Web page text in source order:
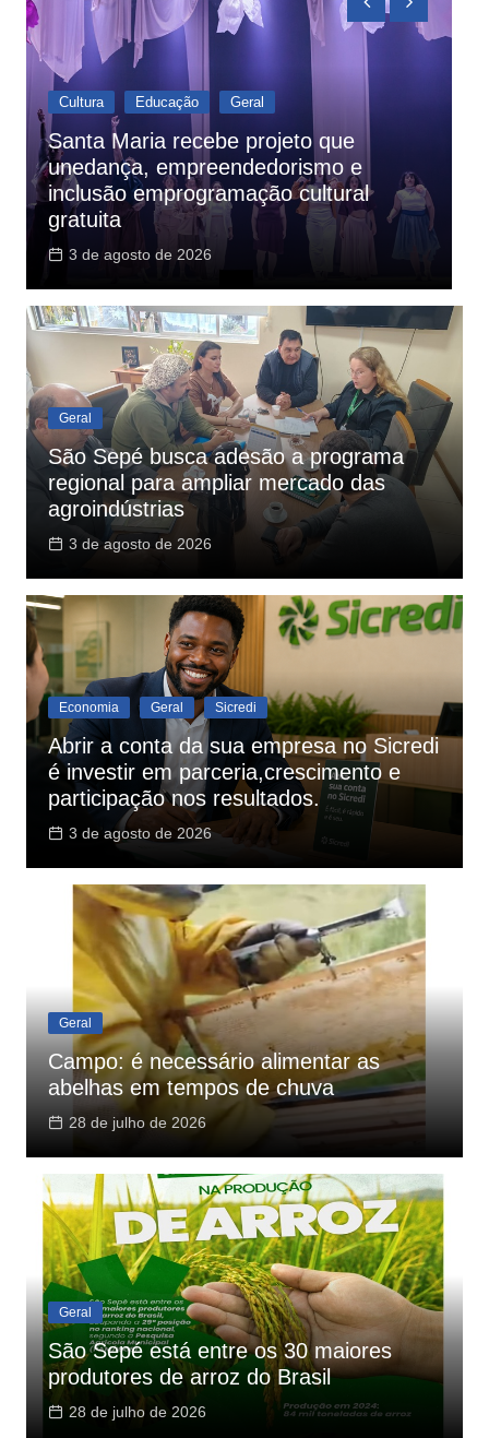
Prefeito de São Sepé representa a
AMCentro na abertura do 44º
Congresso de Prefeitos da Famurs.
5 de agosto de 2026
Geral
São Sepé busca adesão a programa
regional para ampliar mercado das
agroindústrias
3 de agosto de 2026
Economia Geral Sicredi
Abrir a conta da sua empresa no Sicredi
é investir em parceria,crescimento e
participação nos resultados.
3 de agosto de 2026
Geral
Campo: é necessário alimentar as
abelhas em tempos de chuva
28 de julho de 2026
Geral
São Sepé está entre os 30 maiores
produtores de arroz do Brasil
28 de julho de 2026